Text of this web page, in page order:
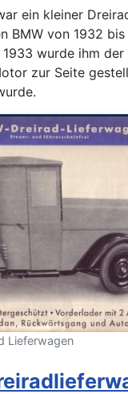
ein kleiner
BMW von 1932
wurde ihm der
zur Seite
Lieferwagen